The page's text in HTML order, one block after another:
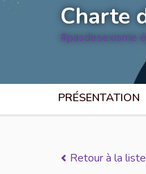
Charte
#pasdesexisme
PRÉSENTATION
Retour à la liste